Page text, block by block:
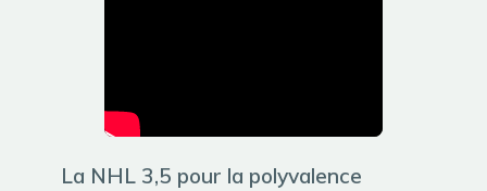
La NHL 3,5 pour la polyvalence